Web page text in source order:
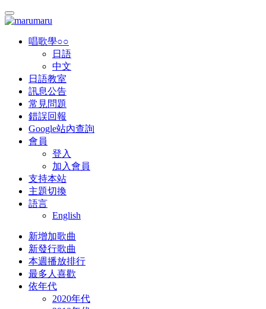
唱歌學○○
日語
中文
日語教室
訊息公告
常見問題
錯誤回報
Google站內查詢
會員
登入
加入會員
支持本站
主題切換
語言
English
新增加歌曲
新發行歌曲
本週播放排行
最多人喜歡
依年代
2020年代